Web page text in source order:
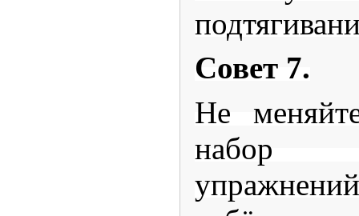
Совет 7.
Не
набор